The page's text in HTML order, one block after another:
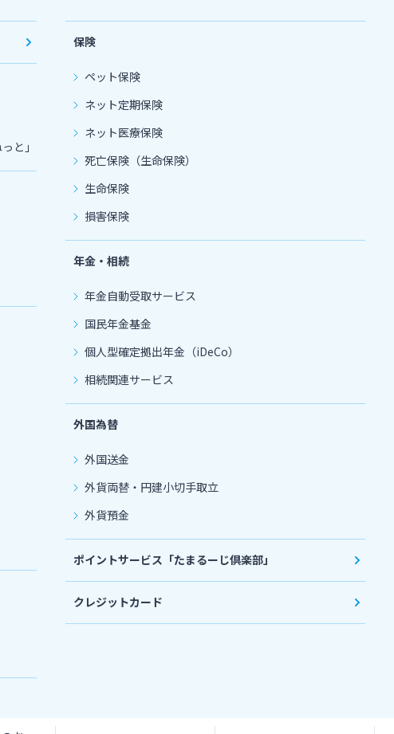
と」
保険
ペット保険
ネット定期保険
ネット医療保険
死亡保険（生命保険）
生命保険
損害保険
年金・相続
年金自動受取サービス
国民年金基金
個人型確定拠出年金（iDeCo）
相続関連サービス
外国為替
外国送金
外貨両替・円建小切手取立
外貨預金
ポイントサービス「たまるーじ倶楽部」
クレジットカード